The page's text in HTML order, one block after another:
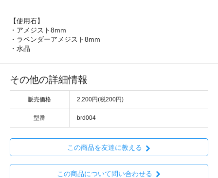
【使用石】
・アメジスト8mm
・ラベンダーアメジスト8mm
・水晶
その他の詳細情報
販売価格 2,200円(税200円)
型番 brd004
この商品を友達に教える
この商品について問い合わせる